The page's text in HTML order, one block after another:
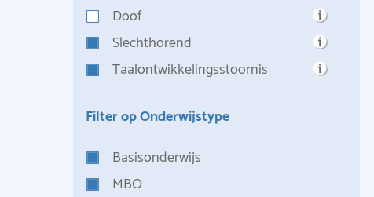
Doof
Slechthorend
Taalontwikkelingsstoornis
Filter op Onderwijstype
Basisonderwijs
MBO